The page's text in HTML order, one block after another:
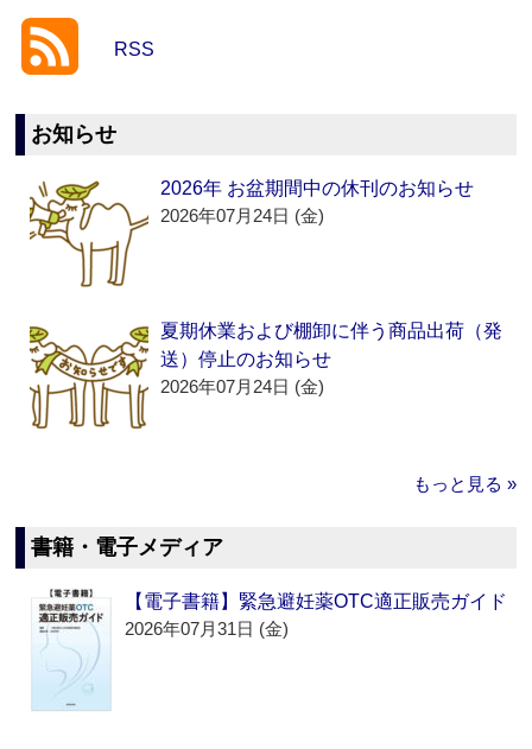
RSS
お知らせ
2026年 お盆期間中の休刊のお知らせ
2026年07月24日 (金)
夏期休業および棚卸に伴う商品出荷（発
送）停止のお知らせ
2026年07月24日 (金)
もっと見る »
書籍・電子メディア
【電子書籍】緊急避妊薬OTC適正販売ガイド
2026年07月31日 (金)